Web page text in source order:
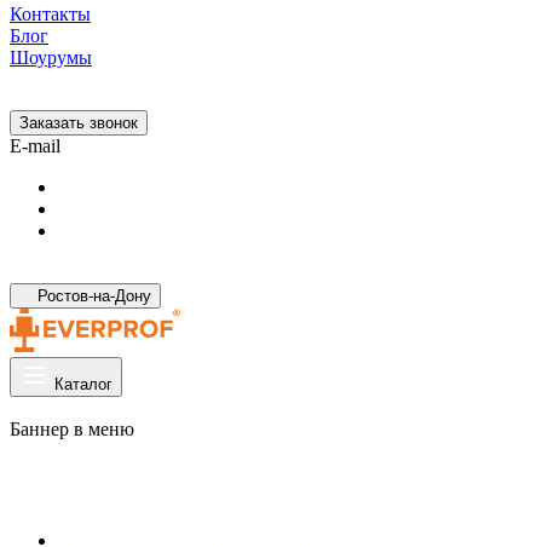
Контакты
Блог
Шоурумы
Заказать звонок
E-mail
Ростов-на-Дону
Каталог
Баннер в меню